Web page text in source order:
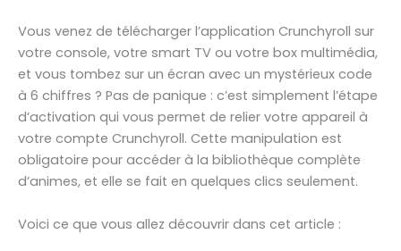
Vous venez de télécharger l’application Crunchyroll sur
votre console, votre smart TV ou votre box multimédia,
et vous tombez sur un écran avec un mystérieux code
à 6 chiffres ? Pas de panique : c’est simplement l’étape
d’activation qui vous permet de relier votre appareil à
votre compte Crunchyroll. Cette manipulation est
obligatoire pour accéder à la bibliothèque complète
d’animes, et elle se fait en quelques clics seulement.
Voici ce que vous allez découvrir dans cet article :